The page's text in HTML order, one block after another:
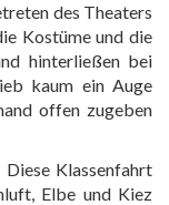
des Theaters
Kostüme und die
hinterließen bei
kaum ein Auge
offen zugeben
Diese Klassenfahrt
Elbe und Kiez